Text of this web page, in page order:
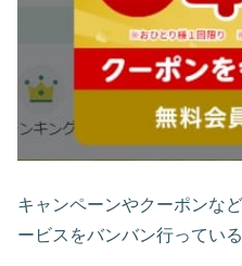
キャンペーンやクーポンな
ービスをバンバン行ってい